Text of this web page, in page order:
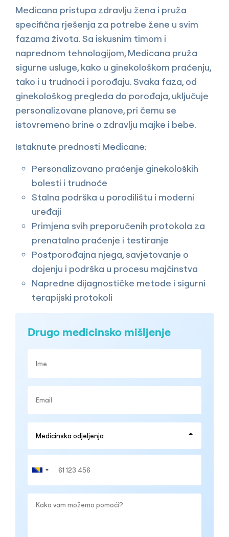
Medicana pristupa zdravlju žena i pruža
specifična rješenja za potrebe žene u svim
fazama života. Sa iskusnim timom i
naprednom tehnologijom, Medicana pruža
sigurne usluge, kako u ginekološkom praćenju,
tako i u trudnoći i porođaju. Svaka faza, od
ginekološkog pregleda do porođaja, uključuje
personalizovane planove, pri čemu se
istovremeno brine o zdravlju majke i bebe.
Istaknute prednosti Medicane:
Personalizovano praćenje ginekoloških
bolesti i trudnoće
Stalna podrška u porodilištu i moderni
uređaji
Primjena svih preporučenih protokola za
prenatalno praćenje i testiranje
Postporođajna njega, savjetovanje o
dojenju i podrška u procesu majčinstva
Napredne dijagnostičke metode i sigurni
terapijski protokoli
Drugo medicinsko mišljenje